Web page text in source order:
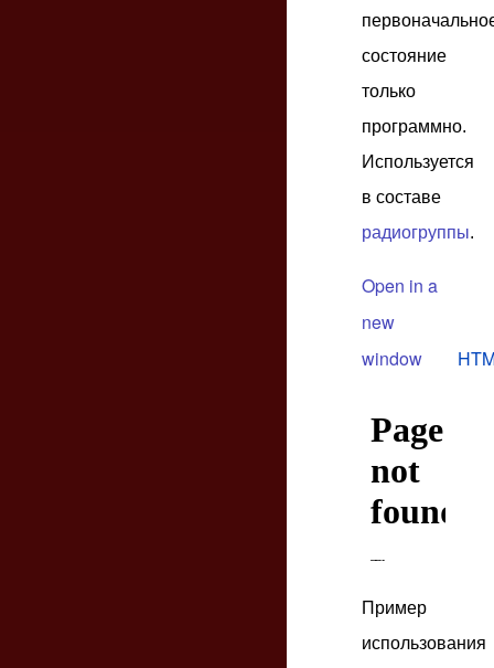
состояние
только
программно.
Используется
в составе
радиогруппы.
Open in a
new
window
Пример
использования